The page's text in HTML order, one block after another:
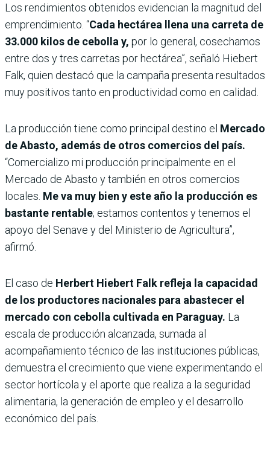
Los rendimientos obtenidos evidencian la magnitud del
emprendimiento. “Cada hectárea llena una carreta de
33.000 kilos de cebolla y, por lo general, cosechamos
entre dos y tres carretas por hectárea”, señaló Hiebert
Falk, quien destacó que la campaña presenta resultados
muy positivos tanto en productividad como en calidad.
La producción tiene como principal destino el Mercado
de Abasto, además de otros comercios del país.
“Comercializo mi producción principalmente en el
Mercado de Abasto y también en otros comercios
locales. Me va muy bien y este año la producción es
bastante rentable; estamos contentos y tenemos el
apoyo del Senave y del Ministerio de Agricultura”,
afirmó.
El caso de Herbert Hiebert Falk refleja la capacidad
de los productores nacionales para abastecer el
mercado con cebolla cultivada en Paraguay. La
escala de producción alcanzada, sumada al
acompañamiento técnico de las instituciones públicas,
demuestra el crecimiento que viene experimentando el
sector hortícola y el aporte que realiza a la seguridad
alimentaria, la generación de empleo y el desarrollo
económico del país.